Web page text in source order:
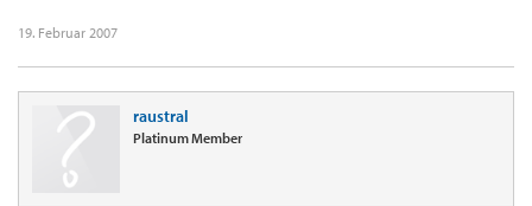
19. Februar 2007
raustral
Platinum Member